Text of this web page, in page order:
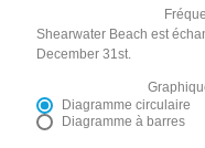
Shearwater Beach est
December 31st.
Diagramme circulaire
Diagramme à barres